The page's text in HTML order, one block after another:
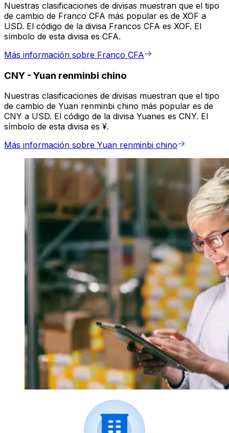
Nuestras clasificaciones de divisas muestran que el tipo
de cambio de Franco CFA más popular es de XOF a
USD. El código de la divisa Francos CFA es XOF. El
símbolo de esta divisa es CFA.
Más información sobre Franco CFA
CNY - Yuan renminbi chino
Nuestras clasificaciones de divisas muestran que el tipo
de cambio de Yuan renminbi chino más popular es de
CNY a USD. El código de la divisa Yuanes es CNY. El
símbolo de esta divisa es ¥.
Más información sobre Yuan renminbi chino